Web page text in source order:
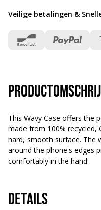
Veilige betalingen &
This Wavy Case offers the
made from 100% recycled,
hard, smooth surface. The
around the phone's edges
comfortably in the hand.
Details